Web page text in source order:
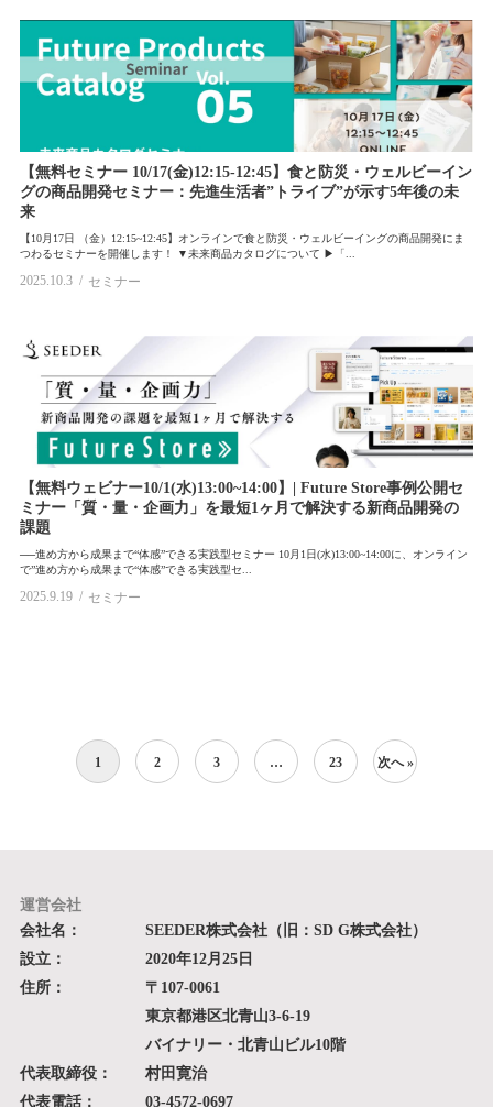
【無料セミナー 10/17(金)12:15-12:45】食と防災・ウェルビーイン
グの商品開発セミナー：先進生活者”トライブ”が示す5年後の未
来
【10月17日 （金）12:15~12:45】オンラインで食と防災・ウェルビーイングの商品開発にま
つわるセミナーを開催します！ ▼未来商品カタログについて ▶「...
2025.10.3 セミナー
【無料ウェビナー10/1(水)13:00~14:00】| Future Store事例公開セ
ミナー「質・量・企画力」を最短1ヶ月で解決する新商品開発の
課題
──進め方から成果まで“体感”できる実践型セミナー 10月1日(水)13:00~14:00に、オンライン
で”進め方から成果まで“体感”できる実践型セ...
2025.9.19 セミナー
1 2 3 … 23 次へ »
運営会社
会社名：
SEEDER株式会社（旧：SD G株式会社）
設立：
2020年12月25日
住所：
〒107-0061
東京都港区北青山3-6-19
バイナリー・北青山ビル10階
代表取締役：
村田寛治
代表電話：
03-4572-0697